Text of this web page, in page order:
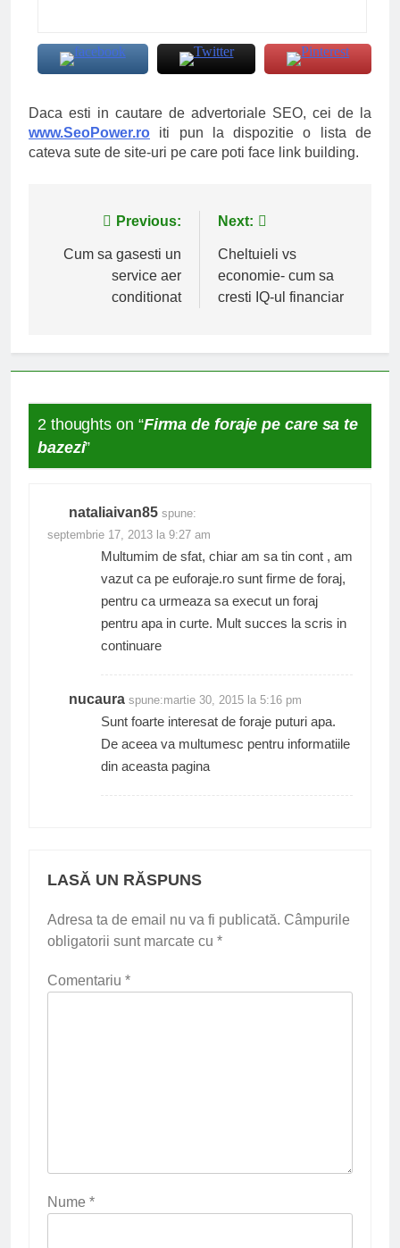
Daca esti in cautare de advertoriale SEO, cei de la
www.SeoPower.ro iti pun la dispozitie o lista de
cateva sute de site-uri pe care poti face link building.
Navigare
în
articole
Previous:
Cum sa gasesti un
service aer
conditionat
Next:
Cheltuieli vs
economie- cum sa
cresti IQ-ul financiar
2 thoughts on “Firma de foraje pe care sa te
bazezi”
nataliaivan85 spune:
septembrie 17, 2013 la 9:27 am
Multumim de sfat, chiar am sa tin cont , am
vazut ca pe euforaje.ro sunt firme de foraj,
pentru ca urmeaza sa execut un foraj
pentru apa in curte. Mult succes la scris in
continuare
nucaura spune:martie 30, 2015 la 5:16 pm
Sunt foarte interesat de foraje puturi apa.
De aceea va multumesc pentru informatiile
din aceasta pagina
LASĂ UN RĂSPUNS
Adresa ta de email nu va fi publicată. Câmpurile
obligatorii sunt marcate cu *
Comentariu *
Nume *